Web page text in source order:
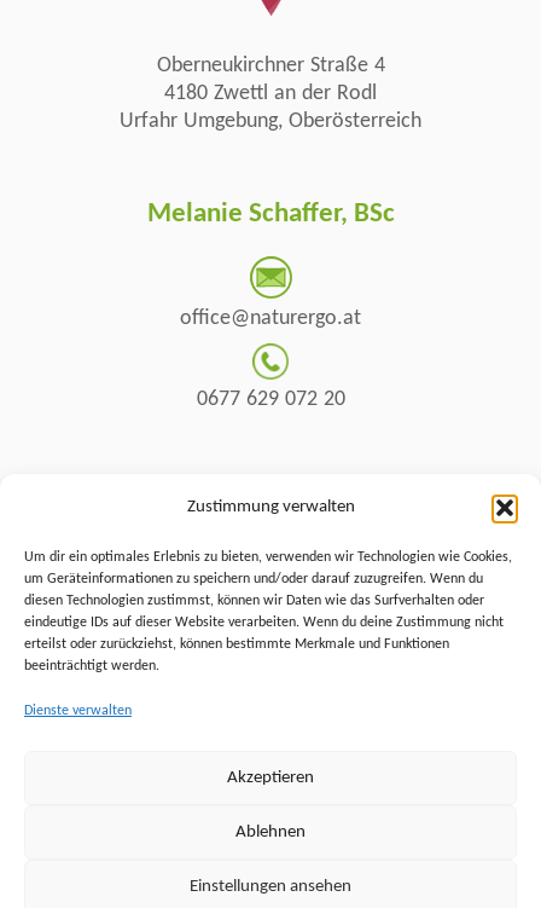
Zustimmung verwalten
Um dir ein optimales Erlebnis zu bieten, verwenden wir Technologien wie Cookies,
um Geräteinformationen zu speichern und/oder darauf zuzugreifen. Wenn du
diesen Technologien zustimmst, können wir Daten wie das Surfverhalten oder
eindeutige IDs auf dieser Website verarbeiten. Wenn du deine Zustimmung nicht
erteilst oder zurückziehst, können bestimmte Merkmale und Funktionen
beeinträchtigt werden.
Dienste verwalten
Akzeptieren
Ablehnen
Einstellungen ansehen
Oberneukirchner Straße 4
4180 Zwettl an der Rodl
Urfahr Umgebung, Oberösterreich
Melanie Schaffer, BSc
office@naturergo.at
0677 629 072 20
Simone Söser
natur@naturergo.at
Impressum
AGBs
© 2025 NaturErgo